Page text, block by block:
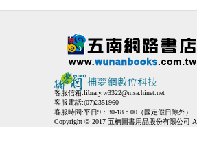
客服信箱:library.w3322@msa.hinet.net
客服電話:(07)2351960
客服時間:平日9：30-18：00（國定假日除外）
Copyright © 2017 五楠圖書用品股份有限公司